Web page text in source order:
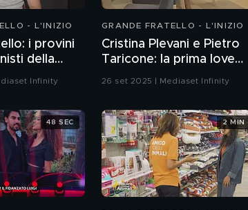
- L'INIZIO
i provini
della
Infinity
GRANDE FRATELLO - L'INIZIO
Cristina Plevani e Pietro
Taricone: la prima love
story di Grande Fratello
26 set 2025 | Mediaset Infinity
48 SEC 2 MIN